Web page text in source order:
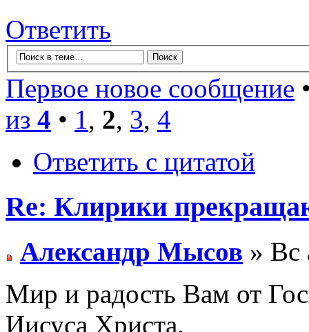
Ответить
Первое новое сообщение
из 4 • 1, 2, 3, 4
Ответить с цитатой
Re: Клирики
Александр Мысов » Вс
Мир и радость Вам от
Иисуса Христа.